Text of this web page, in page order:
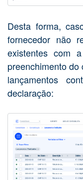
Desta forma,
fornecedor não
existentes com
preenchimento do
lançamentos
declaração: